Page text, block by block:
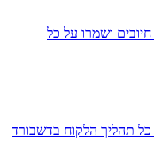
ושמרו על כל
תהליך הלקוח בדשבורד